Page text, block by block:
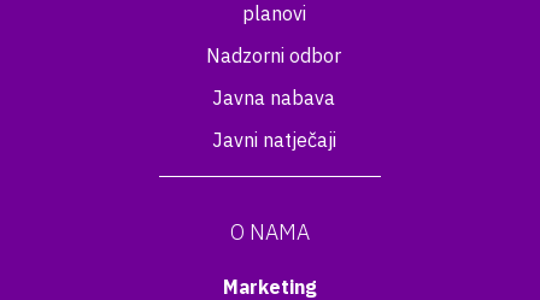
planovi
Nadzorni odbor
Javna nabava
Javni natječaji
O NAMA
Marketing